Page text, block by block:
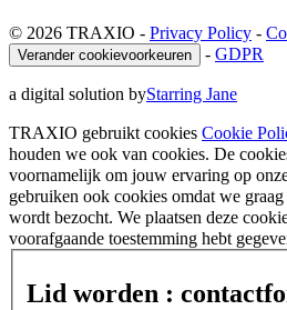
© 2026 TRAXIO - Privacy Policy -
Verander cookievoorkeuren - GDPR
a digital solution byStarring Jane
TRAXIO gebruikt cookies Cookie
houden we ook van cookies. De
voornamelijk om jouw ervaring op
gebruiken ook cookies omdat we
wordt bezocht. We plaatsen deze
voorafgaande toestemming hebt
Lid worden :